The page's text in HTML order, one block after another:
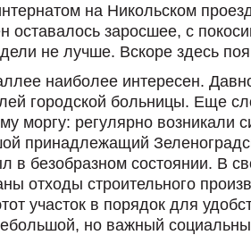
на Никольском
оставалось заросшее, с
не лучше. Вскоре здесь
наиболее интересен.
городской больницы. Еще
моргу: регулярно возникали
принадлежащий
в безобразном состоянии. В
отходы строительного
участок в порядок для
но важный